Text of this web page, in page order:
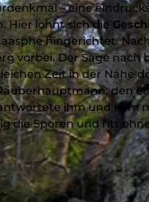
– eine
Hier lohnt sich die
hingerichtet.
vorbei. Der Sage
Zeit in der Nähe
den
ihm und kam
die Sporen und ritt